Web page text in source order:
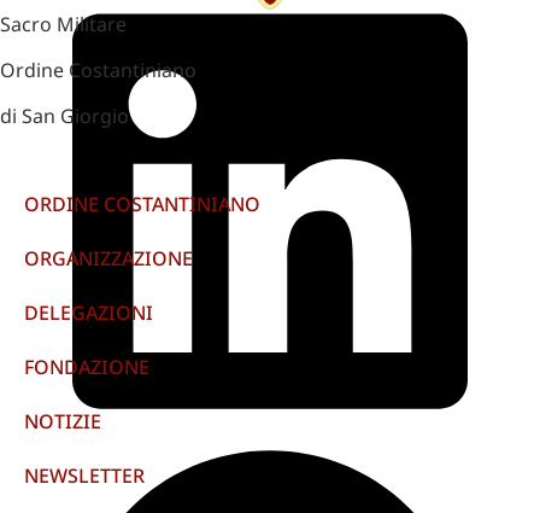
Sacro Militare
Ordine Costantiniano
di San Giorgio
ORDINE COSTANTINIANO
ORGANIZZAZIONE
DELEGAZIONI
FONDAZIONE
NOTIZIE
NEWSLETTER